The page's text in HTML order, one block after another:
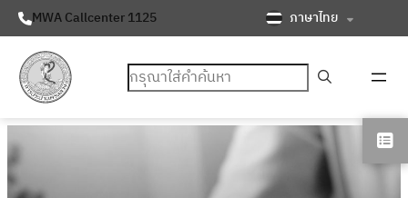
MWA Callcenter 1125 ภาษาไทย
ค้นหา